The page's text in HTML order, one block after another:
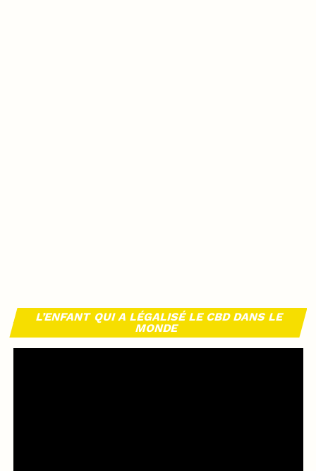
L’ENFANT QUI A LÉGALISÉ LE CBD DANS LE
MONDE